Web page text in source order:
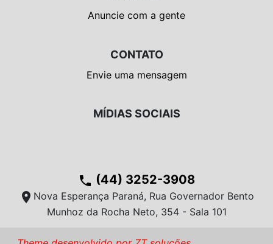
Anuncie com a gente
CONTATO
Envie uma mensagem
MÍDIAS SOCIAIS
phone (44) 3252-3908
location_on Nova Esperança Paraná, Rua Governador Bento
Munhoz da Rocha Neto, 354 - Sala 101